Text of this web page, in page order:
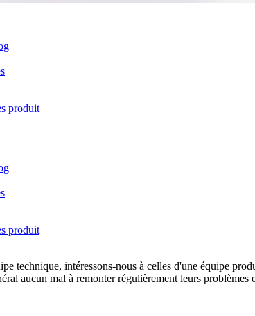
produit
produit
technique, intéressons-nous à celles d'une équipe
aucun mal à remonter régulièrement leurs